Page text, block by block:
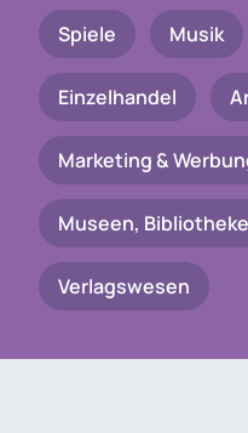
Spiele Musik
Einzelhandel
Marketing &
Museen,
Verlagswesen